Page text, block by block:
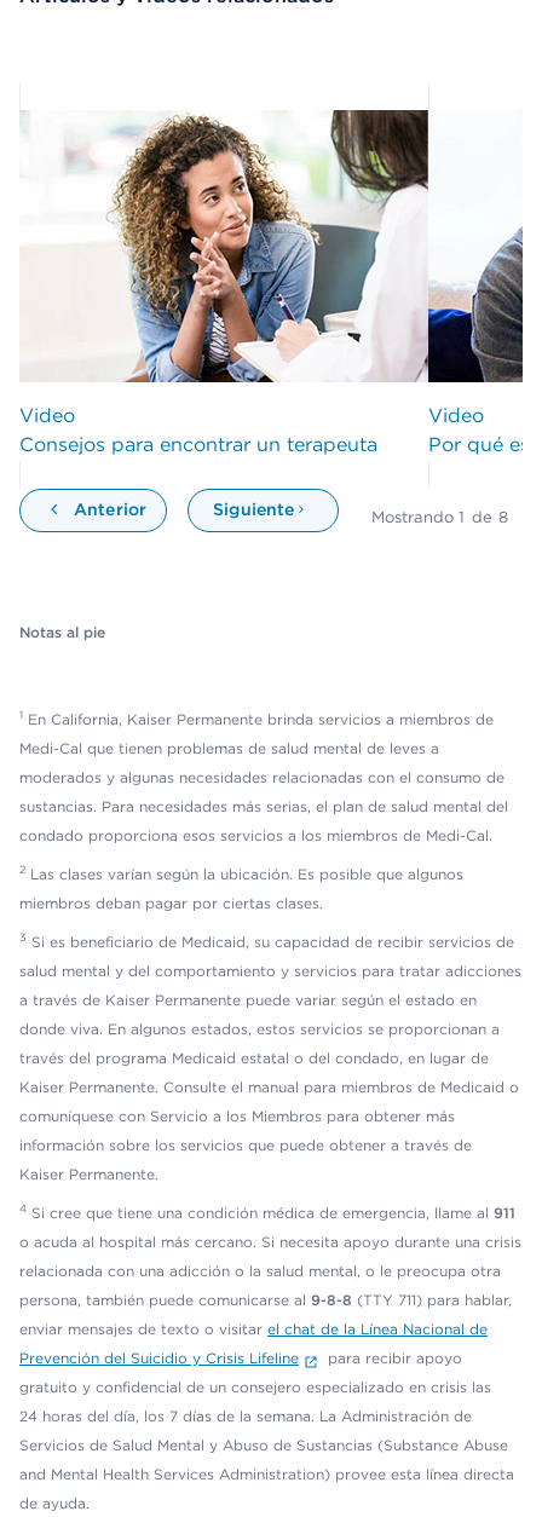
Video
Consejos para encontrar un terapeuta
Video
Por qué es
Anterior Siguiente Mostrando 1 de 8
Notas al pie
1 En California, Kaiser Permanente brinda servicios a miembros de
Medi-Cal que tienen problemas de salud mental de leves a
moderados y algunas necesidades relacionadas con el consumo de
sustancias. Para necesidades más serias, el plan de salud mental del
condado proporciona esos servicios a los miembros de Medi-Cal.
2 Las clases varían según la ubicación. Es posible que algunos
miembros deban pagar por ciertas clases.
3 Si es beneficiario de Medicaid, su capacidad de recibir servicios de
salud mental y del comportamiento y servicios para tratar adicciones
a través de Kaiser Permanente puede variar según el estado en
donde viva. En algunos estados, estos servicios se proporcionan a
través del programa Medicaid estatal o del condado, en lugar de
Kaiser Permanente. Consulte el manual para miembros de Medicaid o
comuníquese con Servicio a los Miembros para obtener más
información sobre los servicios que puede obtener a través de
Kaiser Permanente.
4 Si cree que tiene una condición médica de emergencia, llame al 911
o acuda al hospital más cercano. Si necesita apoyo durante una crisis
relacionada con una adicción o la salud mental, o le preocupa otra
persona, también puede comunicarse al 9-8-8 (TTY 711) para hablar,
enviar mensajes de texto o visitar el chat de la Línea Nacional de
Prevención del Suicidio y Crisis Lifeline
para recibir apoyo
gratuito y confidencial de un consejero especializado en crisis las
24 horas del día, los 7 días de la semana. La Administración de
Servicios de Salud Mental y Abuso de Sustancias (Substance Abuse
and Mental Health Services Administration) provee esta línea directa
de ayuda.